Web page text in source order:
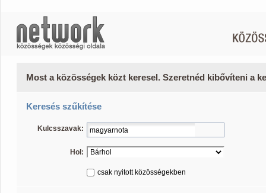
Most a közösségek közt keresel. Szeretnéd kibővíteni a
Keresés szűkítése
Kulcsszavak:
Hol:
csak nyitott közösségekben